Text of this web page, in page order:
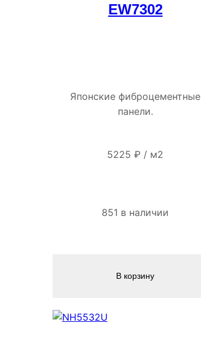
EW7302
Японские фиброцементные
панели.
5225₽ / м2
851 в наличии
В корзину